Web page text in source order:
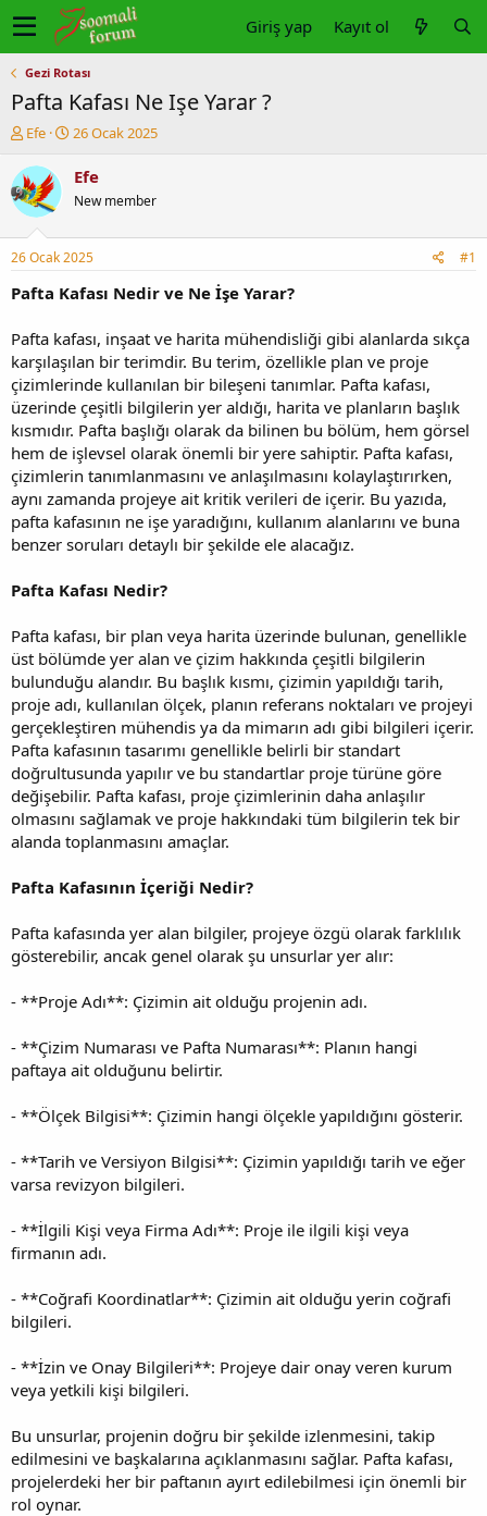
Giriş yap Kayıt ol
Gezi Rotası
Pafta Kafası Ne Işe Yarar ?
K
n
u
y
b
a
ş
t
a
n
Efe
B
ş
a
g
ı
ç
r
i
h
i
26 Ocak 2025
Efe
New member
26 Ocak 2025 #1
Pafta Kafası Nedir ve Ne İşe Yarar?
Pafta kafası, inşaat ve harita mühendisliği gibi alanlarda sıkça
karşılaşılan bir terimdir. Bu terim, özellikle plan ve proje
çizimlerinde kullanılan bir bileşeni tanımlar. Pafta kafası,
üzerinde çeşitli bilgilerin yer aldığı, harita ve planların başlık
kısmıdır. Pafta başlığı olarak da bilinen bu bölüm, hem görsel
hem de işlevsel olarak önemli bir yere sahiptir. Pafta kafası,
çizimlerin tanımlanmasını ve anlaşılmasını kolaylaştırırken,
aynı zamanda projeye ait kritik verileri de içerir. Bu yazıda,
pafta kafasının ne işe yaradığını, kullanım alanlarını ve buna
benzer soruları detaylı bir şekilde ele alacağız.
Pafta Kafası Nedir?
Pafta kafası, bir plan veya harita üzerinde bulunan, genellikle
üst bölümde yer alan ve çizim hakkında çeşitli bilgilerin
bulunduğu alandır. Bu başlık kısmı, çizimin yapıldığı tarih,
proje adı, kullanılan ölçek, planın referans noktaları ve projeyi
gerçekleştiren mühendis ya da mimarın adı gibi bilgileri içerir.
Pafta kafasının tasarımı genellikle belirli bir standart
doğrultusunda yapılır ve bu standartlar proje türüne göre
değişebilir. Pafta kafası, proje çizimlerinin daha anlaşılır
olmasını sağlamak ve proje hakkındaki tüm bilgilerin tek bir
alanda toplanmasını amaçlar.
Pafta Kafasının İçeriği Nedir?
Pafta kafasında yer alan bilgiler, projeye özgü olarak farklılık
gösterebilir, ancak genel olarak şu unsurlar yer alır:
- **Proje Adı**: Çizimin ait olduğu projenin adı.
- **Çizim Numarası ve Pafta Numarası**: Planın hangi
paftaya ait olduğunu belirtir.
- **Ölçek Bilgisi**: Çizimin hangi ölçekle yapıldığını gösterir.
- **Tarih ve Versiyon Bilgisi**: Çizimin yapıldığı tarih ve eğer
varsa revizyon bilgileri.
- **İlgili Kişi veya Firma Adı**: Proje ile ilgili kişi veya
firmanın adı.
- **Coğrafi Koordinatlar**: Çizimin ait olduğu yerin coğrafi
bilgileri.
- **İzin ve Onay Bilgileri**: Projeye dair onay veren kurum
veya yetkili kişi bilgileri.
Bu unsurlar, projenin doğru bir şekilde izlenmesini, takip
edilmesini ve başkalarına açıklanmasını sağlar. Pafta kafası,
projelerdeki her bir paftanın ayırt edilebilmesi için önemli bir
rol oynar.